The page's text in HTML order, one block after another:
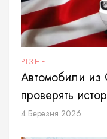
РІЗНЕ
Автомобили
проверять
4 Березня 2026